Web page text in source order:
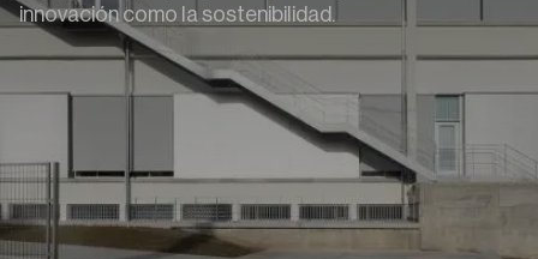
innovación como la sostenibilidad.